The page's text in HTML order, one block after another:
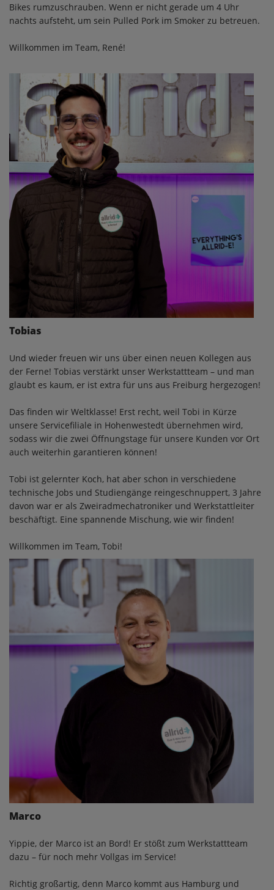
Bikes rumzuschrauben. Wenn er nicht gerade um 4 Uhr
nachts aufsteht, um sein Pulled Pork im Smoker zu betreuen.
Willkommen im Team, René!
Tobias
Und wieder freuen wir uns über einen neuen Kollegen aus
der Ferne! Tobias verstärkt unser Werkstattteam – und man
glaubt es kaum, er ist extra für uns aus Freiburg hergezogen!
Das finden wir Weltklasse! Erst recht, weil Tobi in Kürze
unsere Servicefiliale in Hohenwestedt übernehmen wird,
sodass wir die zwei Öffnungstage für unsere Kunden vor Ort
auch weiterhin garantieren können!
Tobi ist gelernter Koch, hat aber schon in verschiedene
technische Jobs und Studiengänge reingeschnuppert, 3 Jahre
davon war er als Zweiradmechatroniker und Werkstattleiter
beschäftigt. Eine spannende Mischung, wie wir finden!
Willkommen im Team, Tobi!
Marco
Yippie, der Marco ist an Bord! Er stößt zum Werkstattteam
dazu – für noch mehr Vollgas im Service!
Richtig großartig, denn Marco kommt aus Hamburg und